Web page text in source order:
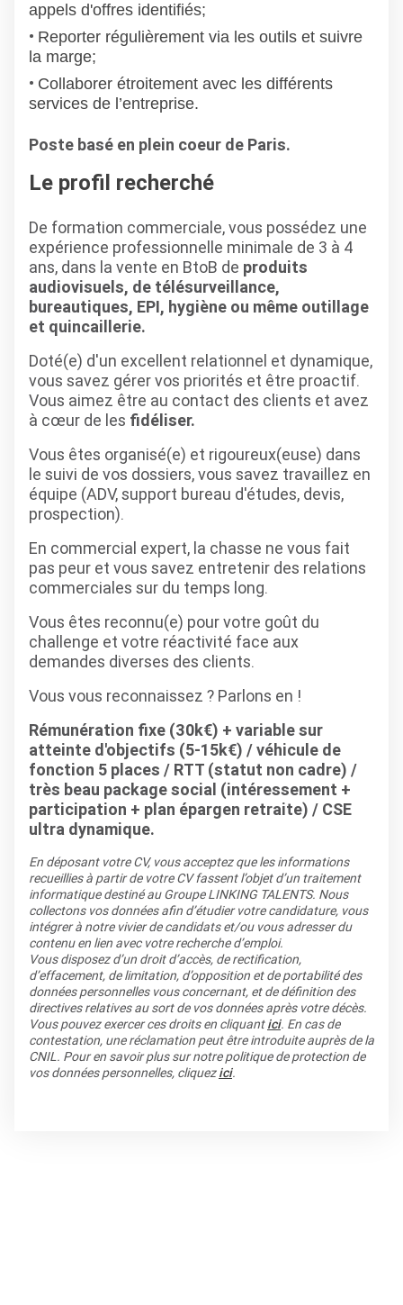
appels d'offres identifiés;
Reporter régulièrement via les outils et suivre
la marge;
Collaborer étroitement avec les différents
services de l’entreprise.
Poste basé en plein coeur de Paris.
Le profil recherché
De formation commerciale, vous possédez une
expérience professionnelle minimale de 3 à 4
ans, dans la vente en BtoB de produits
audiovisuels, de télésurveillance,
bureautiques, EPI, hygiène ou même outillage
et quincaillerie.
Doté(e) d'un excellent relationnel et dynamique,
vous savez gérer vos priorités et être proactif.
Vous aimez être au contact des clients et avez
à cœur de les fidéliser.
Vous êtes organisé(e) et rigoureux(euse) dans
le suivi de vos dossiers, vous savez travaillez en
équipe (ADV, support bureau d'études, devis,
prospection).
En commercial expert, la chasse ne vous fait
pas peur et vous savez entretenir des relations
commerciales sur du temps long.
Vous êtes reconnu(e) pour votre goût du
challenge et votre réactivité face aux
demandes diverses des clients.
Vous vous reconnaissez ? Parlons en !
Rémunération fixe (30k€) + variable sur
atteinte d'objectifs (5-15k€) / véhicule de
fonction 5 places / RTT (statut non cadre) /
très beau package social (intéressement +
participation + plan épargen retraite) / CSE
ultra dynamique.
En déposant votre CV, vous acceptez que les informations
recueillies à partir de votre CV fassent l’objet d’un traitement
informatique destiné au Groupe LINKING TALENTS. Nous
collectons vos données afin d’étudier votre candidature, vous
intégrer à notre vivier de candidats et/ou vous adresser du
contenu en lien avec votre recherche d’emploi.
Vous disposez d’un droit d’accès, de rectification,
d’effacement, de limitation, d’opposition et de portabilité des
données personnelles vous concernant, et de définition des
directives relatives au sort de vos données après votre décès.
Vous pouvez exercer ces droits en cliquantici. En cas de
contestation, une réclamation peut être introduite auprès de la
CNIL. Pour en savoir plus sur notre politique de protection de
vos données personnelles, cliquezici.